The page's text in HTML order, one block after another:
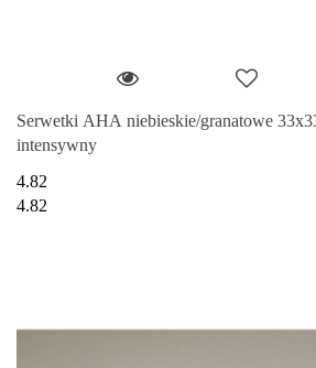
Serwetki AHA niebieskie/granatowe
intensywny
4.82
4.82